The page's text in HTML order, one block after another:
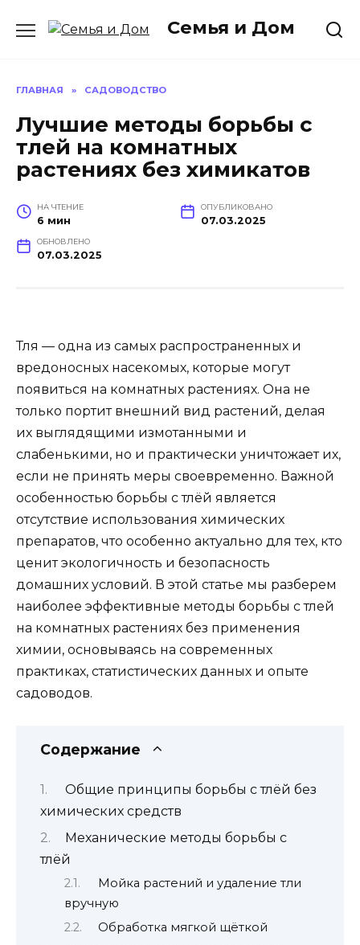
Семья и Дом
ГЛАВНАЯ » САДОВОДСТВО
Лучшие методы борьбы с
тлей на комнатных
растениях без химикатов
НА ЧТЕНИЕ
6 мин
ОПУБЛИКОВАНО
07.03.2025
ОБНОВЛЕНО
07.03.2025
Тля — одна из самых распространенных и
вредоносных насекомых, которые могут
появиться на комнатных растениях. Она не
только портит внешний вид растений, делая
их выглядящими измотанными и
слабенькими, но и практически уничтожает их,
если не принять меры своевременно. Важной
особенностью борьбы с тлёй является
отсутствие использования химических
препаратов, что особенно актуально для тех, кто
ценит экологичность и безопасность
домашних условий. В этой статье мы разберем
наиболее эффективные методы борьбы с тлей
на комнатных растениях без применения
химии, основываясь на современных
практиках, статистических данных и опыте
садоводов.
Содержание
Общие принципы борьбы с тлёй без
химических средств
Механические методы борьбы с
тлёй
Мойка растений и удаление тли
вручную
Обработка мягкой щёткой